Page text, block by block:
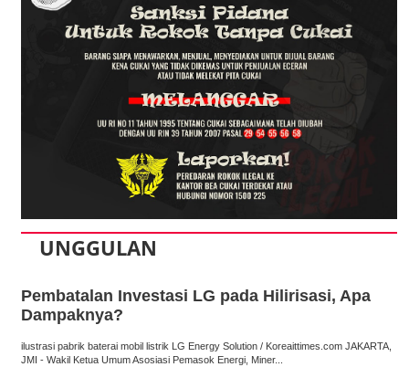
UNGGULAN
Pembatalan Investasi LG pada Hilirisasi, Apa
Dampaknya?
ilustrasi pabrik baterai mobil listrik LG Energy Solution / Koreaittimes.com JAKARTA,
JMI - Wakil Ketua Umum Asosiasi Pemasok Energi, Miner...